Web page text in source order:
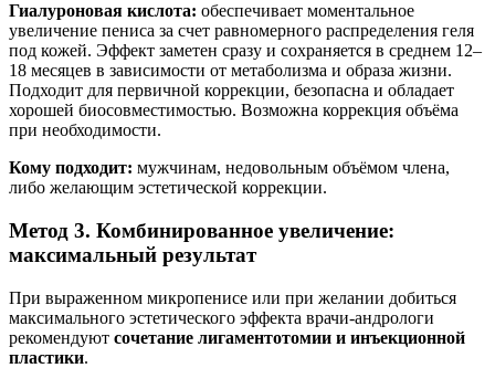
Гиалуроновая кислота: обеспечивает моментальное
увеличение пениса за счет равномерного распределения геля
под кожей. Эффект заметен сразу и сохраняется в среднем 12–
18 месяцев в зависимости от метаболизма и образа жизни.
Подходит для первичной коррекции, безопасна и обладает
хорошей биосовместимостью. Возможна коррекция объёма
при необходимости.
Кому подходит: мужчинам, недовольным объёмом члена,
либо желающим эстетической коррекции.
Метод 3. Комбинированное увеличение:
максимальный результат
При выраженном микропенисе или при желании добиться
максимального эстетического эффекта врачи-андрологи
рекомендуют сочетание лигаментотомии и инъекционной
пластики.